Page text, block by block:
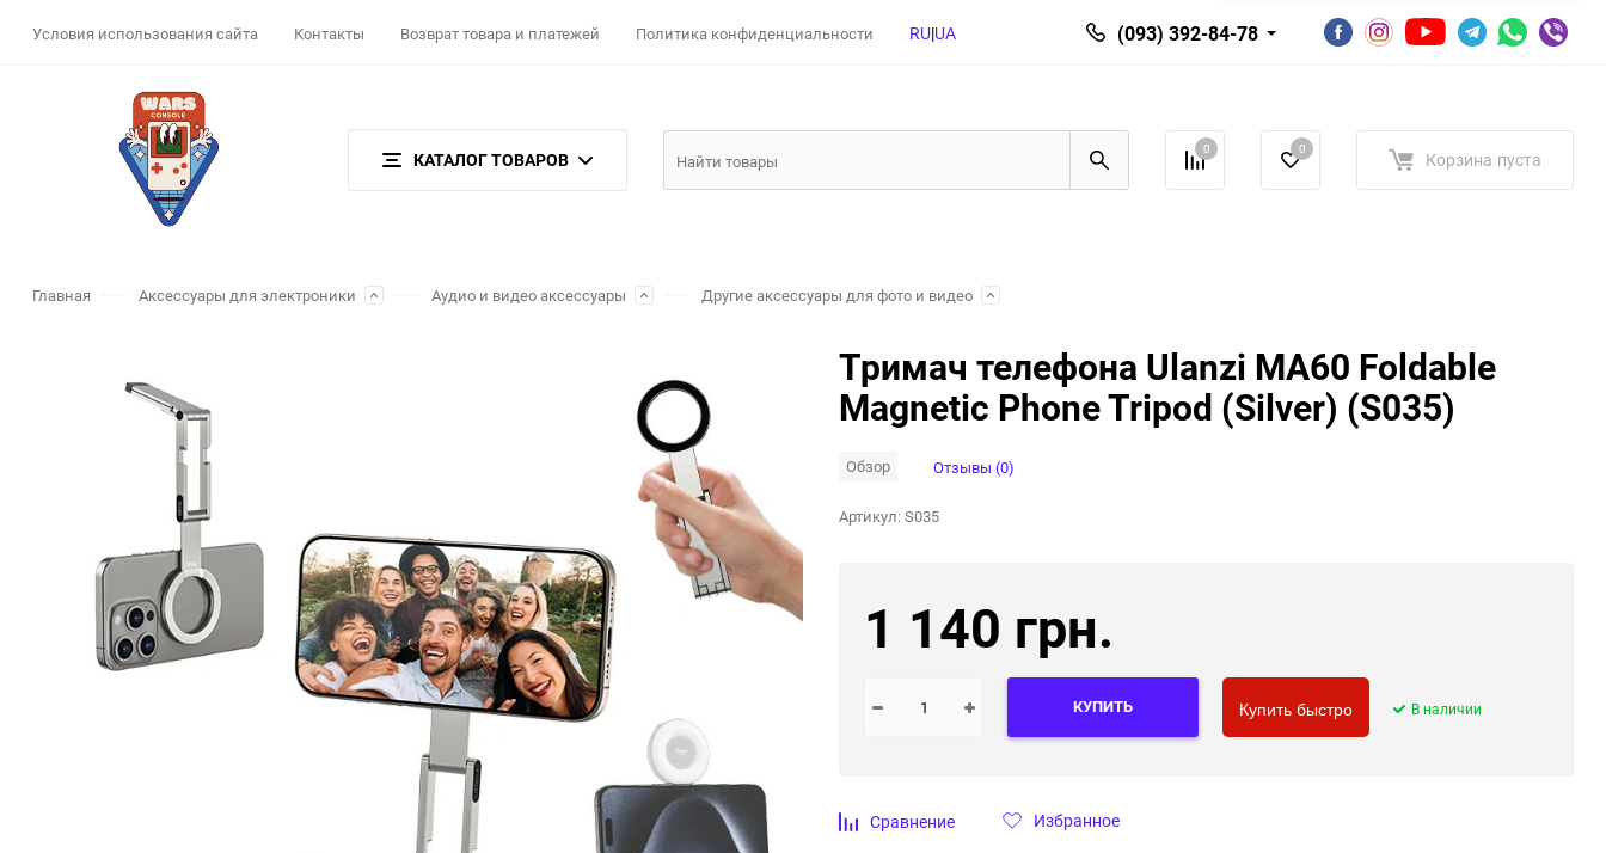
Условия использования сайта Контакты Возврат товара и платежей Политика конфиденциальности RU|UA (093) 392-84-78
КАТАЛОГ ТОВАРОВ 0 0 Корзина пуста
Главная Аксессуары для электроники Аудио и видео аксессуары Другие аксессуары для фото и видео
Тримач телефона Ulanzi MA60 Foldable
Magnetic Phone Tripod (Silver) (S035)
Обзор Отзывы (0)
Артикул:S035
1 140 грн.
КУПИТЬ Купить быстро В наличии
Сравнение Избранное